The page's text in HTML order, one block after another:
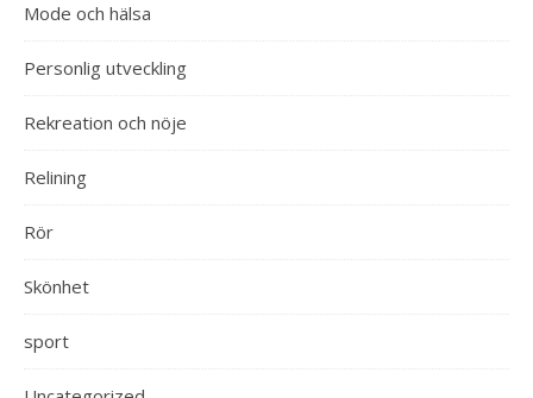
Mode och hälsa
Personlig utveckling
Rekreation och nöje
Relining
Rör
Skönhet
sport